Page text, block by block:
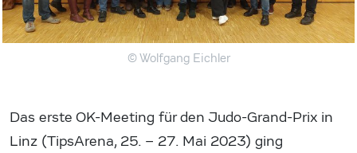
© Wolfgang Eichler
Das erste OK-Meeting für den Judo-Grand-Prix in
Linz (TipsArena, 25. – 27. Mai 2023) ging